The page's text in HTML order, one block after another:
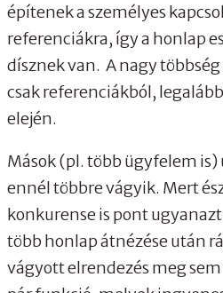
építenek a személyes
referenciákra, így a honlap
dísznek van. A nagy
csak referenciákból,
elején.
Mások (pl. több ügyfelem
ennél többre vágyik. Mert
konkurense is pont
több honlap átnézése után
vágyott elrendezés meg